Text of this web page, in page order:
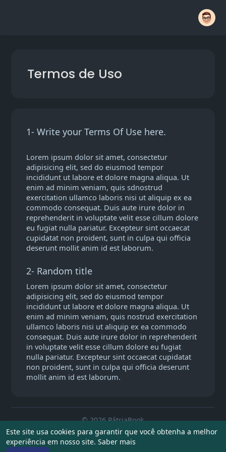
Este site usa cookies para garantir que você obtenha a melhor
experiência em nosso site. Saber mais
Termos de Uso
1- Write your Terms Of Use here.
Lorem ipsum dolor sit amet, consectetur
adipisicing elit, sed do eiusmod tempor
incididunt ut labore et dolore magna aliqua. Ut
enim ad minim veniam, quis sdnostrud
exercitation ullamco laboris nisi ut aliquip ex ea
commodo consequat. Duis aute irure dolor in
reprehenderit in voluptate velit esse cillum dolore
eu fugiat nulla pariatur. Excepteur sint occaecat
cupidatat non proident, sunt in culpa qui officia
deserunt mollit anim id est laborum.
2- Random title
Lorem ipsum dolor sit amet, consectetur
adipisicing elit, sed do eiusmod tempor
incididunt ut labore et dolore magna aliqua. Ut
enim ad minim veniam, quis nostrud exercitation
ullamco laboris nisi ut aliquip ex ea commodo
consequat. Duis aute irure dolor in reprehenderit
in voluptate velit esse cillum dolore eu fugiat
nulla pariatur. Excepteur sint occaecat cupidatat
non proident, sunt in culpa qui officia deserunt
mollit anim id est laborum.
© 2026 PátriaBook
Início
Sobre Contato Privacidade
Termos de Uso
Artigos